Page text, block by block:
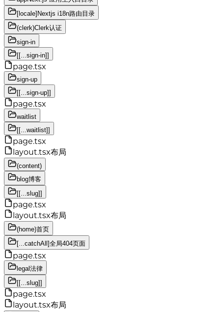
[locale]Nextjs i18n路由目录
(clerk)Clerk认证
sign-in
[[...sign-in]]
page.tsx
sign-up
[[...sign-up]]
page.tsx
waitlist
[[...waitlist]]
page.tsx
layout.tsx布局
(content)
blog博客
[[...slug]]
page.tsx
layout.tsx布局
(home)首页
[...catchAll]全局404页面
page.tsx
legal法律
[[...slug]]
page.tsx
layout.tsx布局